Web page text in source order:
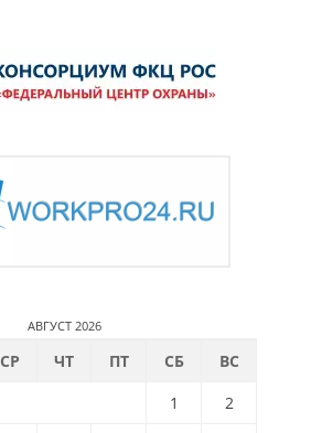
АВГУСТ 2026
СР ЧТ ПТ СБ
ВС
1
2